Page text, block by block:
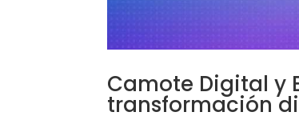
Camote Digital y
transformación